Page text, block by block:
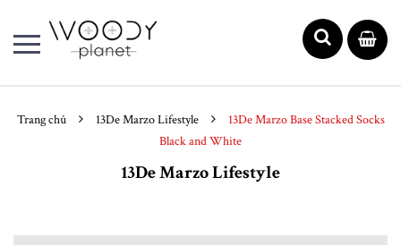
Trang chủ 13De Marzo Lifestyle
13De Marzo Base Stacked Socks
Black and White
13De Marzo Lifestyle